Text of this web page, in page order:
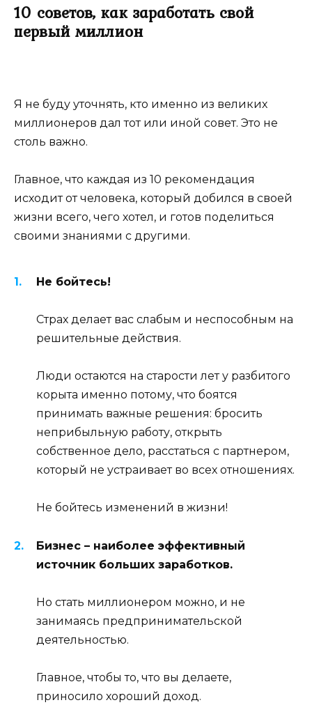
10 советов, как заработать свой
первый миллион
Я не буду уточнять, кто именно из великих
миллионеров дал тот или иной совет. Это не
столь важно.
Главное, что каждая из 10 рекомендация
исходит от человека, который добился в своей
жизни всего, чего хотел, и готов поделиться
своими знаниями с другими.
Не бойтесь!
Страх делает вас слабым и неспособным на
решительные действия.
Люди остаются на старости лет у разбитого
корыта именно потому, что боятся
принимать важные решения: бросить
неприбыльную работу, открыть
собственное дело, расстаться с партнером,
который не устраивает во всех отношениях.
Не бойтесь изменений в жизни!
Бизнес – наиболее эффективный
источник больших заработков.
Но стать миллионером можно, и не
занимаясь предпринимательской
деятельностью.
Главное, чтобы то, что вы делаете,
приносило хороший доход.